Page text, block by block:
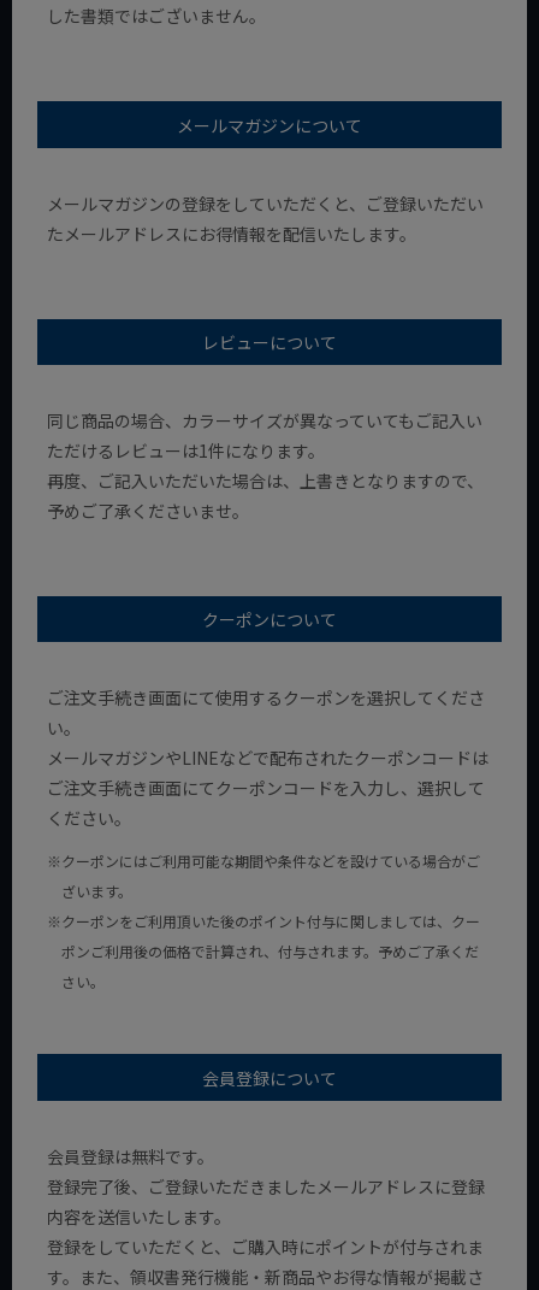
した書類ではございません。
メールマガジンについて
メールマガジンの登録をしていただくと、ご登録いただい
たメールアドレスにお得情報を配信いたします。
レビューについて
同じ商品の場合、カラーサイズが異なっていてもご記入い
ただけるレビューは1件になります。
再度、ご記入いただいた場合は、上書きとなりますので、
予めご了承くださいませ。
クーポンについて
ご注文手続き画面にて使用するクーポンを選択してくださ
い。
メールマガジンやLINEなどで配布されたクーポンコードは
ご注文手続き画面にてクーポンコードを入力し、選択して
ください。
クーポンにはご利用可能な期間や条件などを設けている場合がご
ざいます。
クーポンをご利用頂いた後のポイント付与に関しましては、クー
ポンご利用後の価格で計算され、付与されます。予めご了承くだ
さい。
会員登録について
会員登録は無料です。
登録完了後、ご登録いただきましたメールアドレスに登録
内容を送信いたします。
登録をしていただくと、ご購入時にポイントが付与されま
す。また、領収書発行機能・新商品やお得な情報が掲載さ